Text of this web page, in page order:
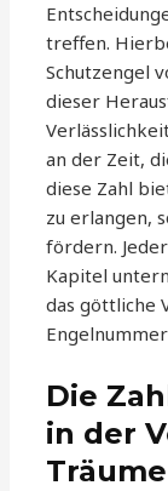
treffen.
Schutzengel
dieser
an der Zeit,
diese Zahl
zu erlangen,
fördern.
Kapitel
das göttliche
Die
in der